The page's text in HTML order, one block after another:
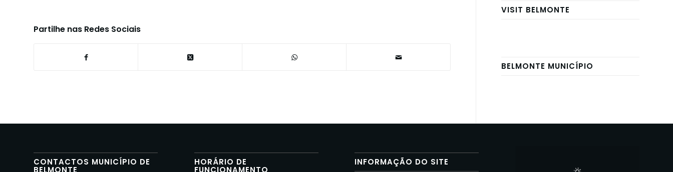
Partilhe nas Redes Sociais
VISIT BELMONTE
BELMONTE MUNICÍPIO
CONTACTOS MUNICÍPIO DE
BELMONTE
HORÁRIO DE
FUNCIONAMENTO
INFORMAÇÃO DO SITE